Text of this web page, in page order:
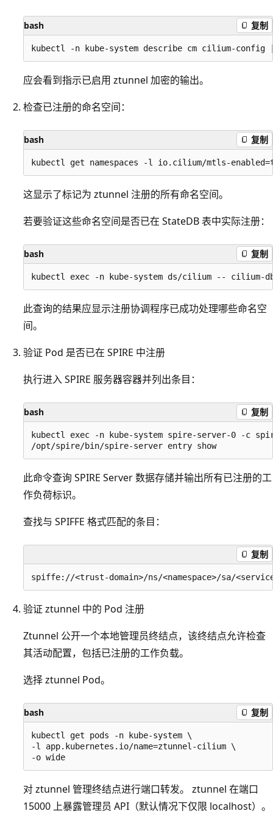
bash 复制
应会看到指示已启用 ztunnel 加密的输出。
检查已注册的命名空间：
bash 复制
这显示了标记为 ztunnel 注册的所有命名空间。
若要验证这些命名空间是否已在 StateDB 表中实际注册：
bash 复制
此查询的结果应显示注册协调程序已成功处理哪些命名空
间。
验证 Pod 是否已在 SPIRE 中注册
执行进入 SPIRE 服务器容器并列出条目：
bash 复制
kubectl exec -n kube-system spire-server-0 -c
此命令查询 SPIRE Server 数据存储并输出所有已注册的工
作负荷标识。
查找与 SPIFFE 格式匹配的条目：
复制
验证 ztunnel 中的 Pod 注册
Ztunnel 公开一个本地管理员终结点，该终结点允许检查
其活动配置，包括已注册的工作负载。
选择 ztunnel Pod。
bash 复制
kubectl get pods -n kube-system \
-l app.kubernetes.io/name=ztunnel-cilium \
对 ztunnel 管理终结点进行端口转发。 ztunnel 在端口
15000 上暴露管理员 API（默认情况下仅限 localhost）。